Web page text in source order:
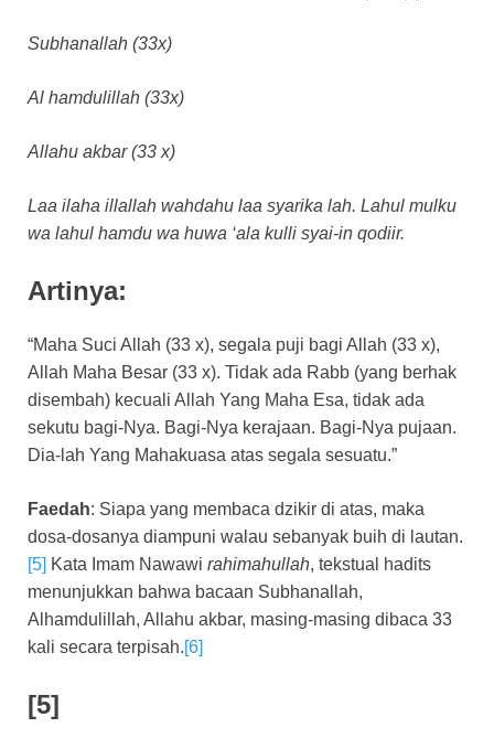
Subhanallah (33x)
Al hamdulillah (33x)
Allahu akbar (33 x)
Laa ilaha illallah wahdahu laa syarika lah. Lahul mulku
wa lahul hamdu wa huwa ‘ala kulli syai-in qodiir.
Artinya:
“Maha Suci Allah (33 x), segala puji bagi Allah (33 x),
Allah Maha Besar (33 x). Tidak ada Rabb (yang berhak
disembah) kecuali Allah Yang Maha Esa, tidak ada
sekutu bagi-Nya. Bagi-Nya kerajaan. Bagi-Nya pujaan.
Dia-lah Yang Mahakuasa atas segala sesuatu.”
Faedah: Siapa yang membaca dzikir di atas, maka
dosa-dosanya diampuni walau sebanyak buih di lautan.
[5] Kata Imam Nawawi rahimahullah, tekstual hadits
menunjukkan bahwa bacaan Subhanallah,
Alhamdulillah, Allahu akbar, masing-masing dibaca 33
kali secara terpisah.[6]
[5]